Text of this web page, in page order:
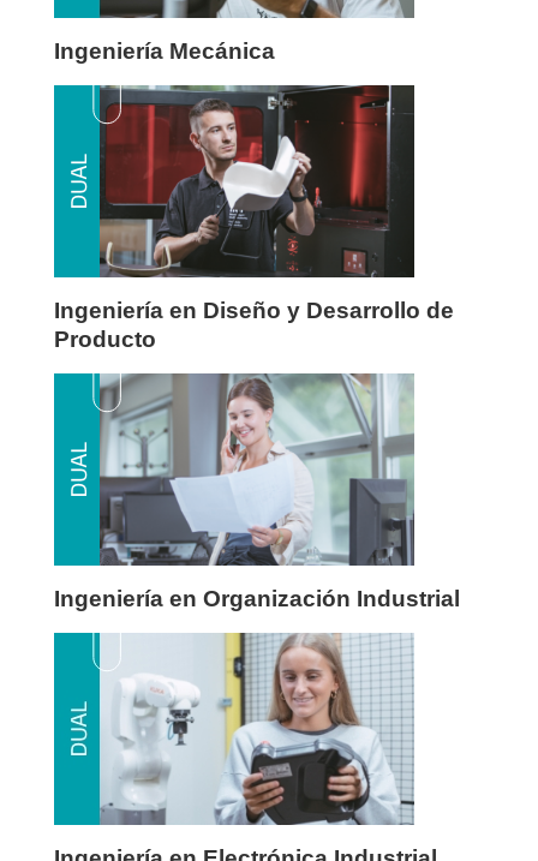
Ingeniería Mecánica
Ingeniería en Diseño y Desarrollo de
Producto
Ingeniería en Organización Industrial